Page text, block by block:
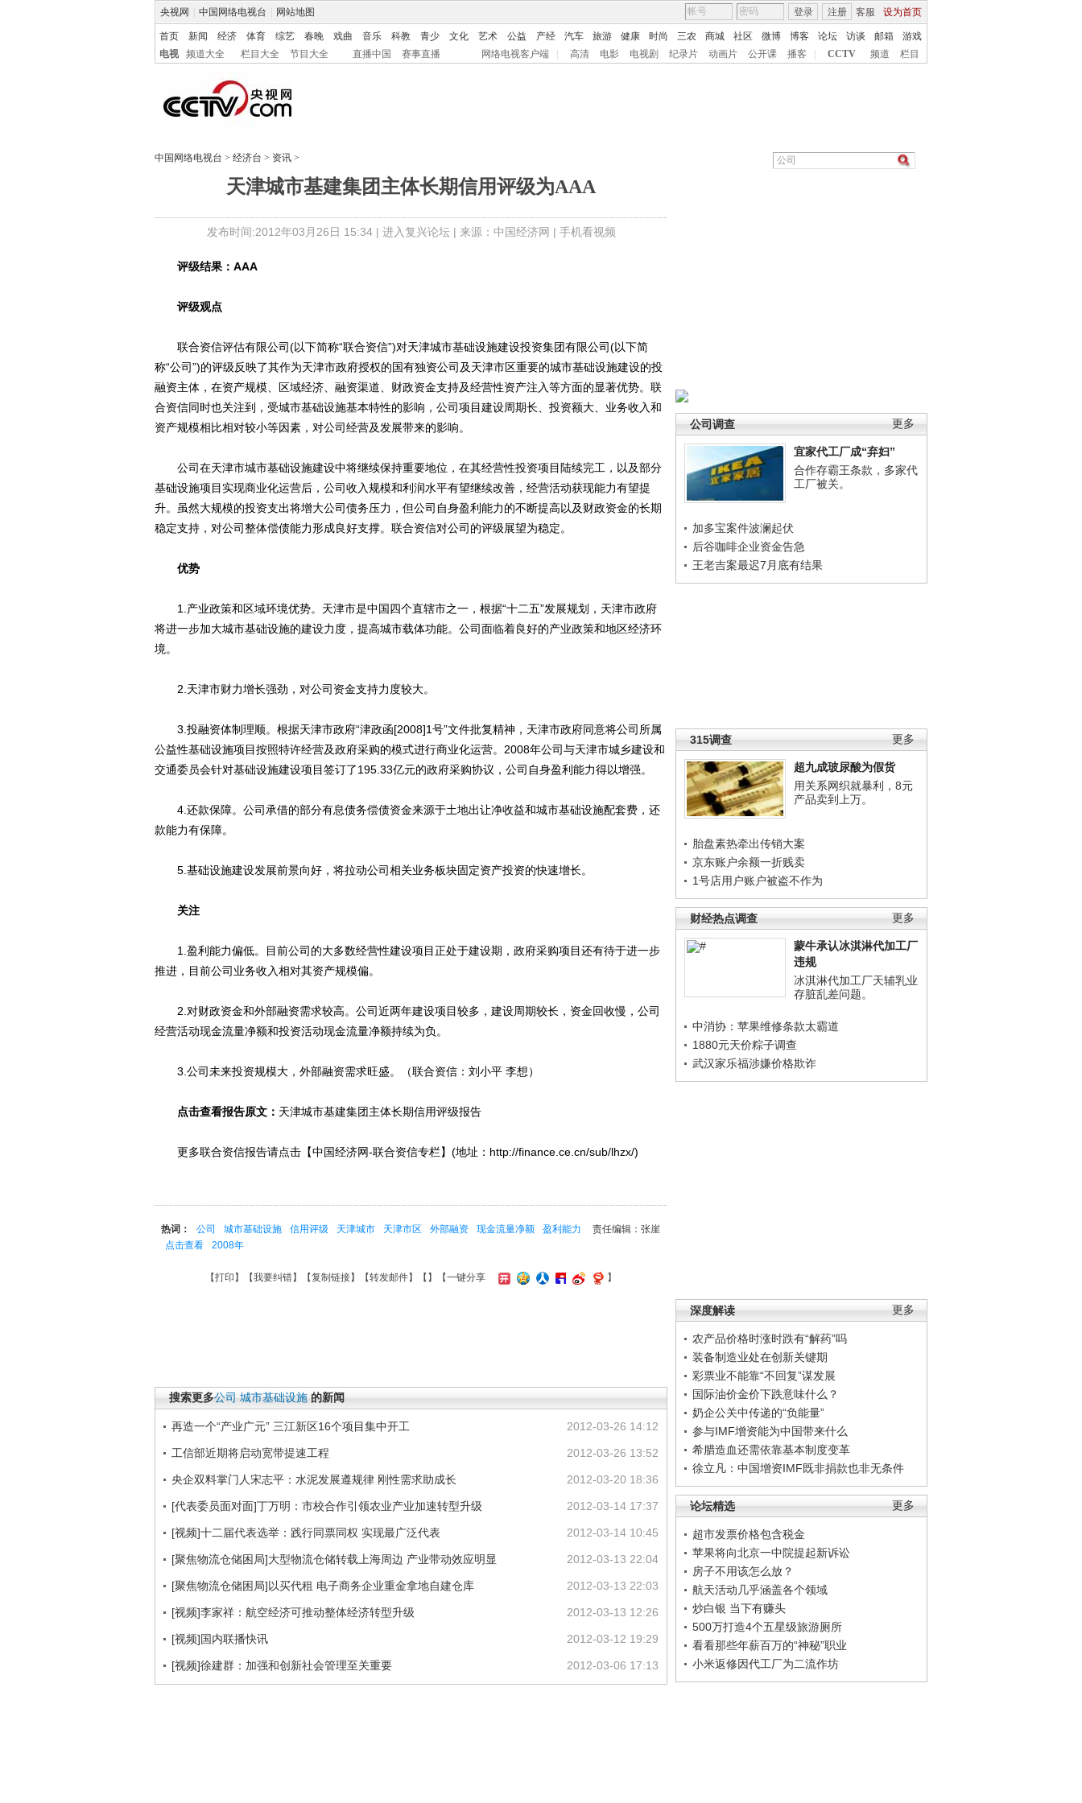
央视网 中国网络电视台 网站地图 客服 设为首页
登录 注册
首页 新闻 经济 体育 综艺 春晚 戏曲 音乐 科教 青少 文化 艺术 公益 产经 汽车 旅游 健康 时尚 三农 商城 社区 微博 博客 论坛 访谈 邮箱
游戏
电视
频道大全 栏目大全 节目大全 直播中国 赛事直播 网络电视客户端 高清 电影 电视剧 纪录片 动画片 公开课 播客 CCTV 频道 栏目
中国网络电视台 > 经济台 > 资讯 >
天津城市基建集团主体长期信用评级为AAA
发布时间:2012年03月26日 15:34 | 进入复兴论坛| 来源：中国经济网 | 手机看视频
更多
公司调查
宜家代工厂成“弃妇”
合作存霸王条款，多家代
工厂被关。
加多宝案件波澜起伏
后谷咖啡企业资金告急
王老吉案最迟7月底有结果
更多
315调查
超九成玻尿酸为假货
用关系网织就暴利，8元
产品卖到上万。
胎盘素热牵出传销大案
京东账户余额一折贱卖
1号店用户账户被盗不作为
更多
财经热点调查
蒙牛承认冰淇淋代加工厂
违规
冰淇淋代加工厂天辅乳业
存脏乱差问题。
中消协：苹果维修条款太霸道
1880元天价粽子调查
武汉家乐福涉嫌价格欺诈
更多
深度解读
农产品价格时涨时跌有“解药”吗
装备制造业处在创新关键期
彩票业不能靠“不回复”谋发展
国际油价金价下跌意味什么？
奶企公关中传递的“负能量”
参与IMF增资能为中国带来什么
希腊造血还需依靠基本制度变革
徐立凡：中国增资IMF既非捐款也非无条件
更多
论坛精选
超市发票价格包含税金
苹果将向北京一中院提起新诉讼
房子不用该怎么放？
航天活动几乎涵盖各个领域
炒白银 当下有赚头
500万打造4个五星级旅游厕所
看看那些年薪百万的“神秘”职业
小米返修因代工厂为二流作坊
评级结果：AAA
评级观点
联合资信评估有限公司(以下简称“联合资信”)对天津城市基础设施建设投资集团有限公司(以下简
称“公司”)的评级反映了其作为天津市政府授权的国有独资公司及天津市区重要的城市基础设施建设的投
融资主体，在资产规模、区域经济、融资渠道、财政资金支持及经营性资产注入等方面的显著优势。联
合资信同时也关注到，受城市基础设施基本特性的影响，公司项目建设周期长、投资额大、业务收入和
资产规模相比相对较小等因素，对公司经营及发展带来的影响。
公司在天津市城市基础设施建设中将继续保持重要地位，在其经营性投资项目陆续完工，以及部分
基础设施项目实现商业化运营后，公司收入规模和利润水平有望继续改善，经营活动获现能力有望提
升。虽然大规模的投资支出将增大公司债务压力，但公司自身盈利能力的不断提高以及财政资金的长期
稳定支持，对公司整体偿债能力形成良好支撑。联合资信对公司的评级展望为稳定。
优势
1.产业政策和区域环境优势。天津市是中国四个直辖市之一，根据“十二五”发展规划，天津市政府
将进一步加大城市基础设施的建设力度，提高城市载体功能。公司面临着良好的产业政策和地区经济环
境。
2.天津市财力增长强劲，对公司资金支持力度较大。
3.投融资体制理顺。根据天津市政府“津政函[2008]1号”文件批复精神，天津市政府同意将公司所属
公益性基础设施项目按照特许经营及政府采购的模式进行商业化运营。2008年公司与天津市城乡建设和
交通委员会针对基础设施建设项目签订了195.33亿元的政府采购协议，公司自身盈利能力得以增强。
4.还款保障。公司承借的部分有息债务偿债资金来源于土地出让净收益和城市基础设施配套费，还
款能力有保障。
5.基础设施建设发展前景向好，将拉动公司相关业务板块固定资产投资的快速增长。
关注
1.盈利能力偏低。目前公司的大多数经营性建设项目正处于建设期，政府采购项目还有待于进一步
推进，目前公司业务收入相对其资产规模偏。
2.对财政资金和外部融资需求较高。公司近两年建设项目较多，建设周期较长，资金回收慢，公司
经营活动现金流量净额和投资活动现金流量净额持续为负。
3.公司未来投资规模大，外部融资需求旺盛。（联合资信：刘小平 李想）
点击查看报告原文： 天津城市基建集团主体长期信用评级报告
更多联合资信报告请点击【中国经济网-联合资信专栏】(地址：http://finance.ce.cn/sub/lhzx/)
责任编辑：张崖
热词： 公司 城市基础设施 信用评级 天津城市 天津市区 外部融资 现金流量净额
盈利能力
点击查看
2008年
【打印 】【我要纠错】【复制链接】【转发邮件】【 】 【一键分享 】
搜索更多公司 城市基础设施 的新闻
2012-03-26 14:12
再造一个“产业广元” 三江新区16个项目集中开工
2012-03-26 13:52
工信部近期将启动宽带提速工程
2012-03-20 18:36
央企双料掌门人宋志平：水泥发展遵规律 刚性需求助成长
2012-03-14 17:37
[代表委员面对面]丁万明：市校合作引领农业产业加速转型升级
2012-03-14 10:45
[视频]十二届代表选举：践行同票同权 实现最广泛代表
2012-03-13 22:04
[聚焦物流仓储困局]大型物流仓储转载上海周边 产业带动效应明显
2012-03-13 22:03
[聚焦物流仓储困局]以买代租 电子商务企业重金拿地自建仓库
2012-03-13 12:26
[视频]李家祥：航空经济可推动整体经济转型升级
2012-03-12 19:29
[视频]国内联播快讯
2012-03-06 17:13
[视频]徐建群：加强和创新社会管理至关重要